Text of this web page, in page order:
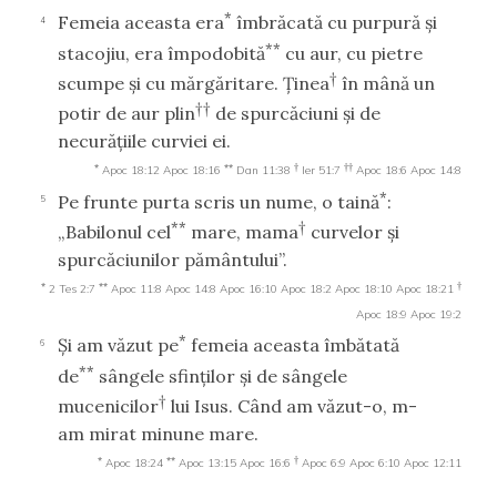
4 Femeia aceasta era* îmbrăcată cu purpură şi
stacojiu, era împodobită** cu aur, cu pietre
scumpe şi cu mărgăritare. Ţinea† în mână un
potir de aur plin†† de spurcăciuni şi de
necurăţiile curviei ei.
* Apoc 18:12 Apoc 18:16 ** Dan 11:38 † Ier 51:7 †† Apoc 18:6 Apoc 14:8
5 Pe frunte purta scris un nume, o taină*:
„Babilonul cel** mare, mama† curvelor şi
spurcăciunilor pământului”.
* 2 Tes 2:7 ** Apoc 11:8 Apoc 14:8 Apoc 16:10 Apoc 18:2 Apoc 18:10 Apoc 18:21 †
Apoc 18:9 Apoc 19:2
6 Şi am văzut pe* femeia aceasta îmbătată
de** sângele sfinţilor şi de sângele
mucenicilor† lui Isus. Când am văzut-o, m-
am mirat minune mare.
* Apoc 18:24 ** Apoc 13:15 Apoc 16:6 † Apoc 6:9 Apoc 6:10 Apoc 12:11